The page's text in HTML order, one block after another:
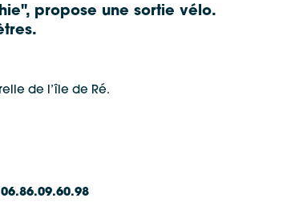
propose une sortie vélo.
de l’île de Ré.
06.86.09.60.98